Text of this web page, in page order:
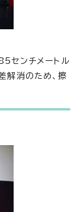
センチメートル
解消のため、擦